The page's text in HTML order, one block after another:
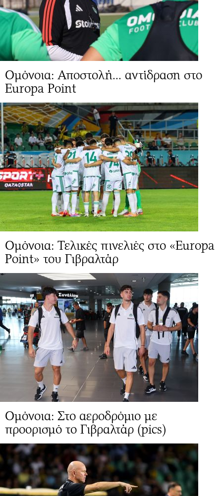
Ομόνοια: Αποστολή... αντίδραση στο
Europa Point
Ομόνοια: Τελικές πινελιές στο «Europa
Point» του Γιβραλτάρ
Ομόνοια: Στο αεροδρόμιο με
προορισμό το Γιβραλτάρ (pics)